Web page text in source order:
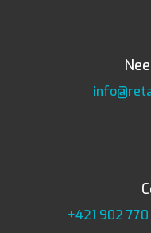
+421 902